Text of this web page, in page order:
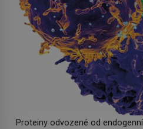
Proteiny odvozené od